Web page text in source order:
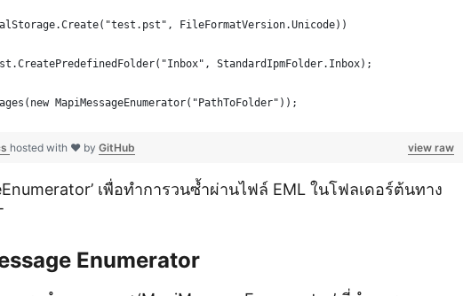
FileFormatVersion.Unicode))
StandardIpmFolder.Inbox);
MapiMessageEnumerator("PathToFolder"));
view raw
hosted with ❤ by GitHub
เพื่อทำการวนซ้ำผ่านไฟล์ EML ในโฟลเดอร์ต้นทาง
Enumerator